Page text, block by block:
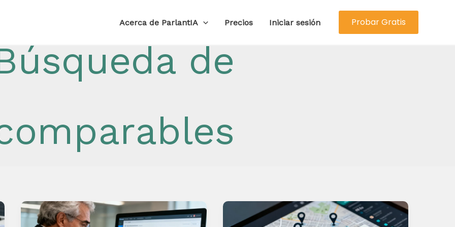
Acerca de ParlantIA Precios Iniciar sesión Probar Gratis
de
Testigos
inmobiliarios:
estimar